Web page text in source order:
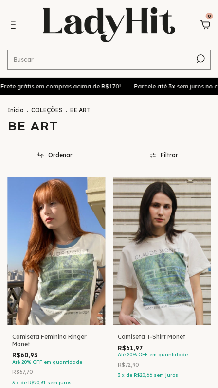
0
grátis em compras acima de R$170! Parcele até 3x sem juros no
Início . COLEÇÕES . BE ART
BE ART
Ordenar Filtrar
Camiseta Feminina Ringer
Monet
R$60,93
Até 20% OFF em quantidade
R$67,70
3 x de R$20,31 sem juros
Camiseta T-Shirt Monet
R$61,97
Até 20% OFF em quantidade
R$72,90
3 x de R$20,66 sem juros